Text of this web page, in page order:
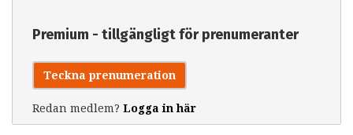
Premium - tillgängligt för prenumeranter
Teckna prenumeration
Redan medlem? Logga in här